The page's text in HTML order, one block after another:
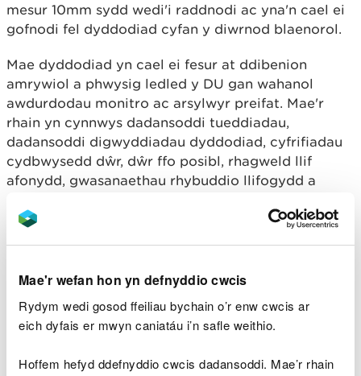
Mae'r wefan hon yn defnyddio cwcis
Rydym wedi gosod ffeiliau bychain o’r enw cwcis ar
eich dyfais er mwyn caniatáu i’n safle weithio.
Hoffem hefyd ddefnyddio cwcis dadansoddi. Mae’r rhain
mesur 10mm sydd wedi'i raddnodi ac yna'n cael ei
gofnodi fel dyddodiad cyfan y diwrnod blaenorol.
Mae dyddodiad yn cael ei fesur at ddibenion
amrywiol a phwysig ledled y DU gan wahanol
awdurdodau monitro ac arsylwyr preifat. Mae'r
rhain yn cynnwys dadansoddi tueddiadau,
dadansoddi digwyddiadau dyddodiad, cyfrifiadau
cydbwysedd dŵr, dŵr ffo posibl, rhagweld llif
afonydd, gwasanaethau rhybuddio llifogydd a
Swyddfa Dywydd, sef swyddfa feteorolegol
genedlaethol y DU dan arweiniad y Capten Robert
Fitzroy ar gyfer y Bwrdd Masnach. Mae gorsaf
hinsawdd Llwydiarth yr Esgob wedi bod yn darparu